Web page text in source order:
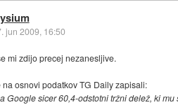
jun 2009, 16:50
mi zdijo precej nezanesljive.
na osnovi podatkov TG Daily zapisali:
Google sicer 60,4-odstotni tržni delež, ki